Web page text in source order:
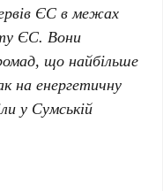
ЄС в межах
ЄС. Вони
що найбільше
на енергетичну
у Сумській